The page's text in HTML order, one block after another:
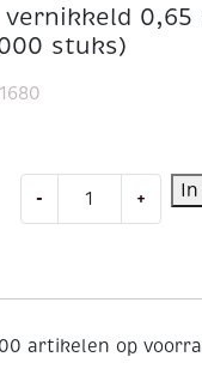
0,65
stuks)
-
mm,
+
artikelen op